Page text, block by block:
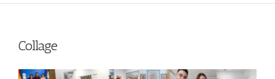
Collage